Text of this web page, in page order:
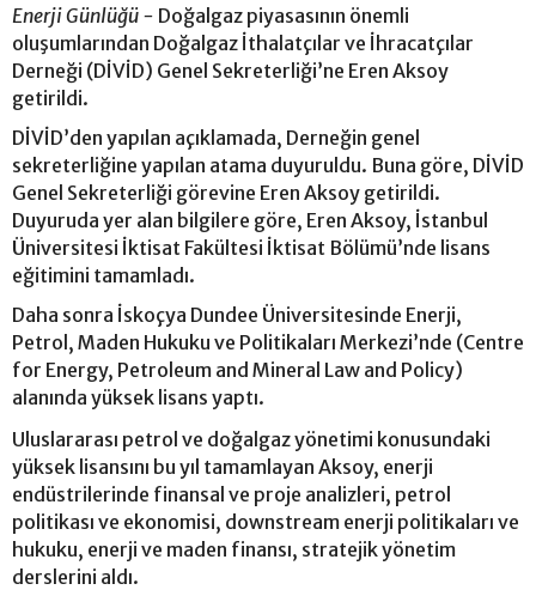
Enerji Günlüğü - Doğalgaz piyasasının önemli
oluşumlarından Doğalgaz İthalatçılar ve İhracatçılar
Derneği (DİVİD) Genel Sekreterliği’ne Eren Aksoy
getirildi.
DİVİD’den yapılan açıklamada, Derneğin genel
sekreterliğine yapılan atama duyuruldu. Buna göre, DİVİD
Genel Sekreterliği görevine Eren Aksoy getirildi.
Duyuruda yer alan bilgilere göre, Eren Aksoy, İstanbul
Üniversitesi İktisat Fakültesi İktisat Bölümü’nde lisans
eğitimini tamamladı.
Daha sonra İskoçya Dundee Üniversitesinde Enerji,
Petrol, Maden Hukuku ve Politikaları Merkezi’nde (Centre
for Energy, Petroleum and Mineral Law and Policy)
alanında yüksek lisans yaptı.
Uluslararası petrol ve doğalgaz yönetimi konusundaki
yüksek lisansını bu yıl tamamlayan Aksoy, enerji
endüstrilerinde finansal ve proje analizleri, petrol
politikası ve ekonomisi, downstream enerji politikaları ve
hukuku, enerji ve maden finansı, stratejik yönetim
derslerini aldı.